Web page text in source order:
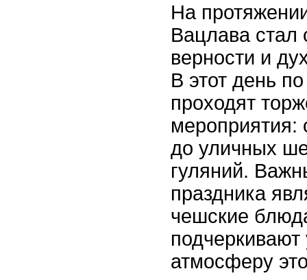
На
Вацлава стал
верности и
В этот день
проходят
мероприятия:
до уличных
гуляний.
праздника
чешские
атмосферу